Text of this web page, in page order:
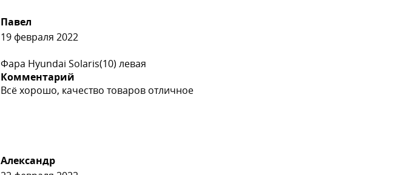
Павел
19 февраля 2022
Фара Hyundai Solaris(10) левая
Комментарий
Всё хорошо, качество товаров отличное
Александр